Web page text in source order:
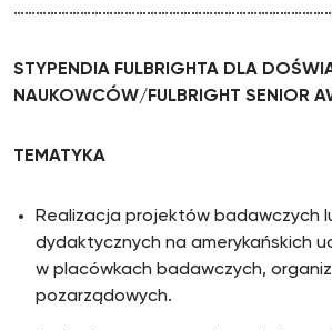
STYPENDIA FULBRIGHTA DLA
NAUKOWCÓW/FULBRIGHT SENIOR
TEMATYKA
Realizacja projektów badawczych
dydaktycznych na amerykańskich
w placówkach badawczych,
pozarządowych.